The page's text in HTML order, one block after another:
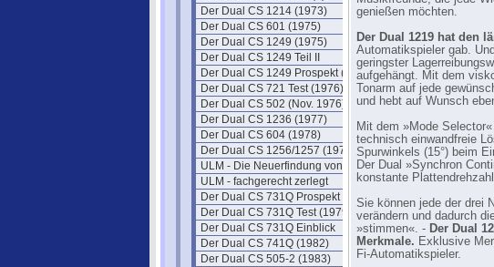
Der Dual CS 1214 (1973)
Der Dual CS 601 (1975)
Der Dual CS 1249 (1975)
Der Dual CS 1249 Teil II
Der Dual CS 1249 Prospekt (1975)
Der Dual CS 721 Test (1976)
Der Dual CS 502 (Nov. 1976)
Der Dual CS 1236 (1977)
Der Dual CS 604 (1978)
Der Dual CS 1256/1257 (1979)
ULM - Die Neuerfindung von DUAL
ULM - fachgerecht zerlegt
Der Dual CS 731Q Prospekt (1979)
Der Dual CS 731Q Test (1979)
Der Dual CS 731Q Einblick
Der Dual CS 741Q (1982)
Der Dual CS 505-2 (1983)
genießen möchten.
Der Dual 1219 hat den
Automatikspieler gab.
geringster
aufgehängt. Mit dem
Tonarm auf jede
und hebt auf Wunsch
Mit dem »Mode
technisch einwandfreie
Spurwinkels (15°) beim
Der Dual »Synchron
konstante
Sie können jede der drei
verändern und dadurch
»stimmen«. - Der Dual
Merkmale. Exklusive
Fi-Automatikspieler.